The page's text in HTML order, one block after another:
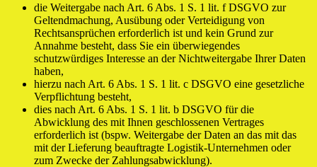
die Weitergabe nach Art. 6 Abs. 1 S. 1 lit. f DSGVO zur
Geltendmachung, Ausübung oder Verteidigung von
Rechtsansprüchen erforderlich ist und kein Grund zur
Annahme besteht, dass Sie ein überwiegendes
schutzwürdiges Interesse an der Nichtweitergabe Ihrer Daten
haben,
hierzu nach Art. 6 Abs. 1 S. 1 lit. c DSGVO eine gesetzliche
Verpflichtung besteht,
dies nach Art. 6 Abs. 1 S. 1 lit. b DSGVO für die
Abwicklung des mit Ihnen geschlossenen Vertrages
erforderlich ist (bspw. Weitergabe der Daten an das mit das
mit der Lieferung beauftragte Logistik-Unternehmen oder
zum Zwecke der Zahlungsabwicklung).